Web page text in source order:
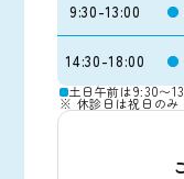
9:30-13:00
14:30-18:00
土日午前は9:30〜
※ 休診日は祝日のみ